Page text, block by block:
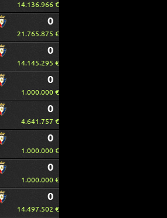
14.136.966 €
0
21.765.875 €
0
14.145.295 €
0
1.000.000 €
0
4.641.757 €
0
1.000.000 €
0
1.000.000 €
0
14.497.502 €